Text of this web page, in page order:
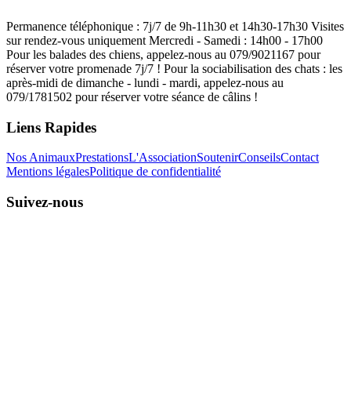
Permanence téléphonique : 7j/7 de 9h-11h30 et 14h30-17h30 Visites
sur rendez-vous uniquement Mercredi - Samedi : 14h00 - 17h00
Pour les balades des chiens, appelez-nous au 079/9021167 pour
réserver votre promenade 7j/7 ! Pour la sociabilisation des chats : les
après-midi de dimanche - lundi - mardi, appelez-nous au
079/1781502 pour réserver votre séance de câlins !
Liens Rapides
Nos AnimauxPrestationsL'AssociationSoutenirConseilsContact
Mentions légalesPolitique de confidentialité
Suivez-nous